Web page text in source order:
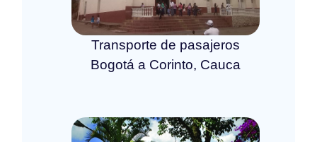
Transporte de pasajeros
Bogotá a Corinto, Cauca